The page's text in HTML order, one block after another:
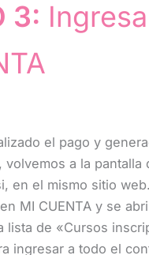
3:
el pago y
volvemos a la pantalla
en el mismo sitio
MI CUENTA y se
lista de «Cursos
ingresar a todo el